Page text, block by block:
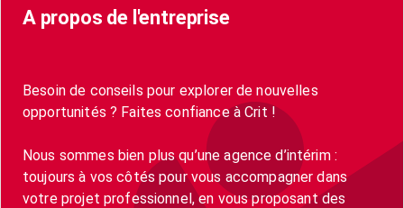
A propos de l'entreprise
Besoin de conseils pour explorer de nouvelles
opportunités ? Faites confiance à Crit !
Nous sommes bien plus qu’une agence d’intérim :
toujours à vos côtés pour vous accompagner dans
votre projet professionnel, en vous proposant des